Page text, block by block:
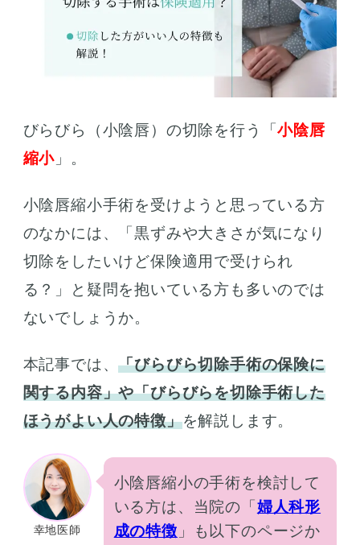
びらびら（小陰唇）の切除を行う「小陰唇
縮小 」。
小陰唇縮小手術を受けようと思っている方
のなかには、「黒ずみや大きさが気になり
切除をしたいけど保険適用で受けられ
る？」と疑問を抱いている方も多いのでは
ないでしょうか。
本記事では、「びらびら切除手術の保険に
関する内容」や「びらびらを切除手術した
ほうがよい人の特徴」を解説します。
幸地医師
小陰唇縮小の手術を検討して
いる方は、当院の「 婦人科形
成の特徴 」も以下のページか